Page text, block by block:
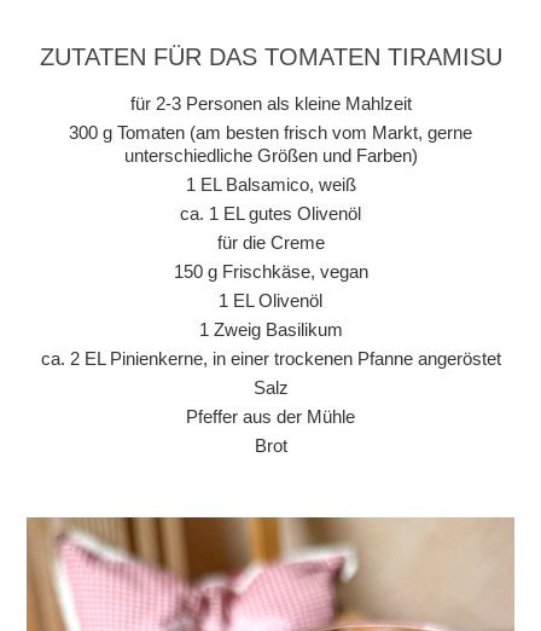
ZUTATEN FÜR DAS TOMATEN TIRAMISU
für 2-3 Personen als kleine Mahlzeit
300 g Tomaten (am besten frisch vom Markt, gerne
unterschiedliche Größen und Farben)
1 EL Balsamico, weiß
ca. 1 EL gutes Olivenöl
für die Creme
150 g Frischkäse, vegan
1 EL Olivenöl
1 Zweig Basilikum
ca. 2 EL Pinienkerne, in einer trockenen Pfanne angeröstet
Salz
Pfeffer aus der Mühle
Brot